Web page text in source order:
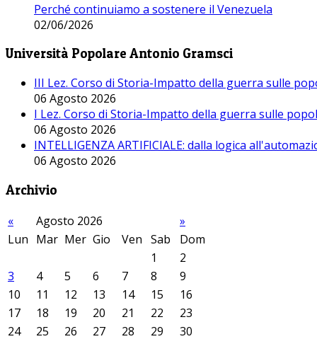
Perché continuiamo a sostenere il Venezuela
02/06/2026
Università Popolare Antonio Gramsci
III Lez. Corso di Storia-Impatto della guerra sulle
06 Agosto 2026
I Lez. Corso di Storia-Impatto della guerra sulle
06 Agosto 2026
INTELLIGENZA ARTIFICIALE: dalla logica
06 Agosto 2026
Archivio
« Agosto 2026
»
Lun Mar Mer Gio Ven Sab
Dom
1
2
3
4 5 6 7 8
9
10
11 12 13 14 15
16
17
18 19 20 21 22
23
24
25 26 27 28 29 30